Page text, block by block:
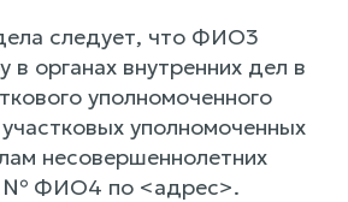
следует, что ФИО3
в органах внутренних дел в
уполномоченного
уполномоченных
несовершеннолетних
№ ФИО4 по <адрес>.